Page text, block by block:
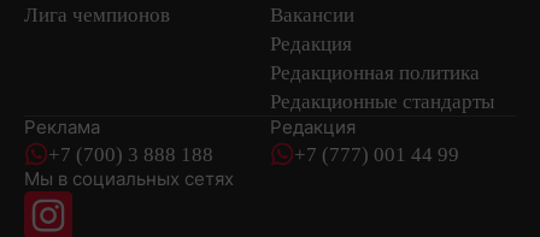
Лига чемпионов
Вакансии
Редакция
Редакционная политика
Редакционные стандарты
Реклама
+7 (700) 3 888 188
Редакция
+7 (777) 001 44 99
Мы в социальных сетях